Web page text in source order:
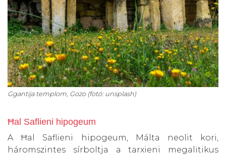
Ggantija templom, Gozo (fotó: unsplash)
Ħal Saflieni hipogeum
A Ħal Saflieni hipogeum, Málta neolit kori,
háromszintes sírboltja a tarxieni megalitikus